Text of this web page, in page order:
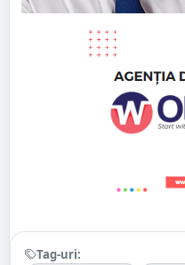
Tag-uri: